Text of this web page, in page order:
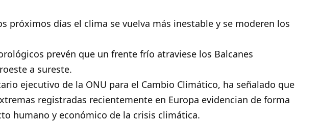
próximos días el clima se vuelva más inestable y se moderen los
prevén que un frente frío atraviese los Balcanes
a sureste.
ejecutivo de la ONU para el Cambio Climático, ha señalado que
registradas recientemente en Europa evidencian de forma
humano y económico de la crisis climática.